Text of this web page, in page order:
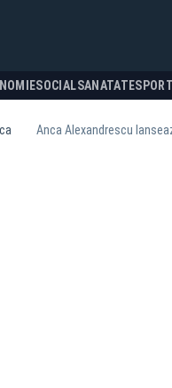
SOCIALSANATATESPORT
Anca Alexandrescu